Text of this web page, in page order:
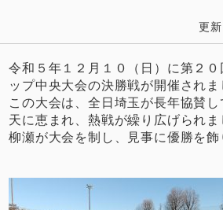
更新
令和５年１２月１０（日）に第２
ップ中央大会の決勝戦が開催されま
この大会は、全日埼玉が長年協賛
天に恵まれ、熱戦が繰り広げられま
柳瀬が大会を制し、見事に優勝を飾